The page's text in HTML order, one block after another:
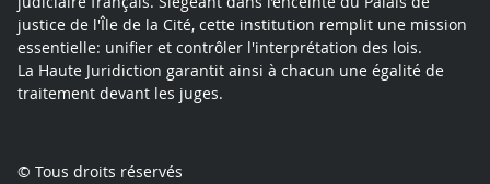
justice de l'Île de la Cité, cette institution remplit une mission
essentielle: unifier et contrôler l'interprétation des lois.
La Haute Juridiction garantit ainsi à chacun une égalité de
traitement devant les juges.
© Tous droits réservés